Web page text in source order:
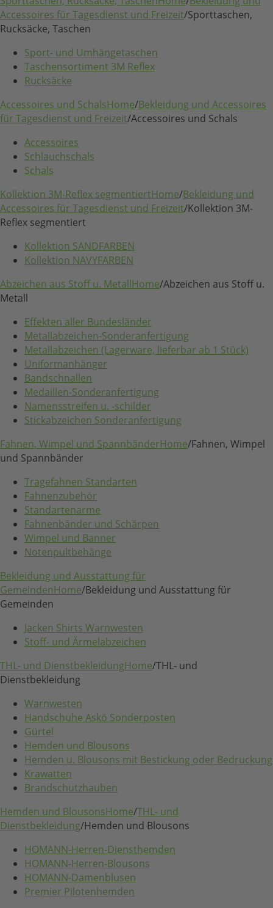
Accessoires für Tagesdienst und Freizeit/Sporttaschen,
Rucksäcke, Taschen
Sport- und Umhängetaschen
Taschensortiment 3M Reflex
Rucksäcke
Accessoires und SchalsHome/Bekleidung und Accessoires
für Tagesdienst und Freizeit/Accessoires und Schals
Accessoires
Schlauchschals
Schals
Kollektion 3M-Reflex segmentiertHome/Bekleidung und
Accessoires für Tagesdienst und Freizeit/Kollektion 3M-
Reflex segmentiert
Kollektion SANDFARBEN
Kollektion NAVYFARBEN
Abzeichen aus Stoff u. MetallHome/Abzeichen aus Stoff u.
Metall
Effekten aller Bundesländer
Metallabzeichen-Sonderanfertigung
Metallabzeichen (Lagerware, lieferbar ab 1 Stück)
Uniformanhänger
Bandschnallen
Medaillen-Sonderanfertigung
Namensstreifen u. -schilder
Stickabzeichen Sonderanfertigung
Fahnen, Wimpel und SpannbänderHome/Fahnen, Wimpel
und Spannbänder
Tragefahnen Standarten
Fahnenzubehör
Standartenarme
Fahnenbänder und Schärpen
Wimpel und Banner
Notenpultbehänge
Bekleidung und Ausstattung für
GemeindenHome/Bekleidung und Ausstattung für
Gemeinden
Jacken Shirts Warnwesten
Stoff- und Ärmelabzeichen
THL- und DienstbekleidungHome/THL- und
Dienstbekleidung
Warnwesten
Handschuhe Askö Sonderposten
Gürtel
Hemden und Blousons
Hemden u. Blousons mit Bestickung oder Bedruckung
Krawatten
Brandschutzhauben
Hemden und BlousonsHome/THL- und
Dienstbekleidung/Hemden und Blousons
HOMANN-Herren-Diensthemden
HOMANN-Herren-Blousons
HOMANN-Damenblusen
Premier Pilotenhemden